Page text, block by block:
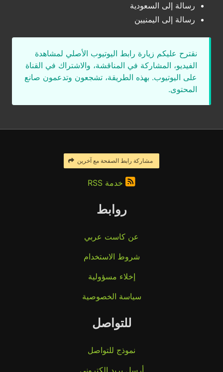
رسالة إلى السعودية
رسالة إلى اليمنيين
نقترح عليكم زيارة رابط اليوتيوب الأصلي لمشاهدة
الفيديو، المشاركة في المناقشة، والاشتراك في القناة
على اليوتيوب. بهذه الطريقة، تشجعون وتدعمون صانع
المحتوى.
مشاركة رابط الصفحة مع آخرين
خدمة RSS
روابط
عن كاست عربي
شروط الاستخدام
إخلاء مسؤولية
سياسة الخصوصية
للتواصل
نموذج للتواصل
أرسل بريد إلكتروني